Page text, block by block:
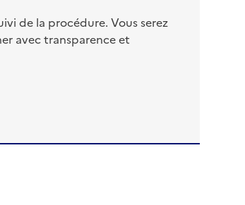
de la procédure. Vous serez
avec transparence et